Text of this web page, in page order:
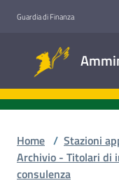
Guardia di Finanza
Home / Stazioni
Archivio - Titolari di
consulenza